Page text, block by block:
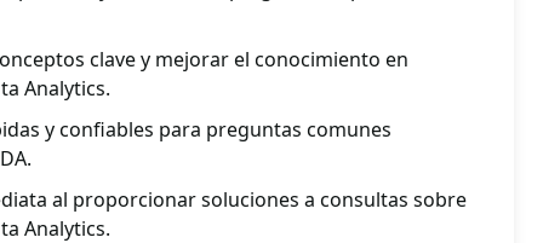
clave y mejorar el conocimiento en
Analytics.
y confiables para preguntas comunes
al proporcionar soluciones a consultas sobre
Analytics.